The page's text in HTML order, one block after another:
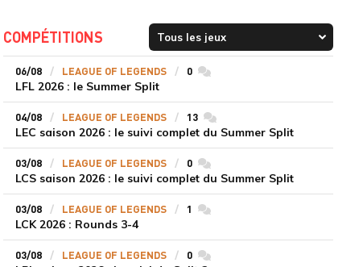
COMPÉTITIONS
06/08 LEAGUE OF LEGENDS 0commentaires
LFL 2026 : le Summer Split
04/08 LEAGUE OF LEGENDS 13commentaires
LEC saison 2026 : le suivi complet du Summer Split
03/08 LEAGUE OF LEGENDS 0commentaires
LCS saison 2026 : le suivi complet du Summer Split
03/08 LEAGUE OF LEGENDS 1 commentaires
LCK 2026 : Rounds 3-4
03/08 LEAGUE OF LEGENDS 0commentaires